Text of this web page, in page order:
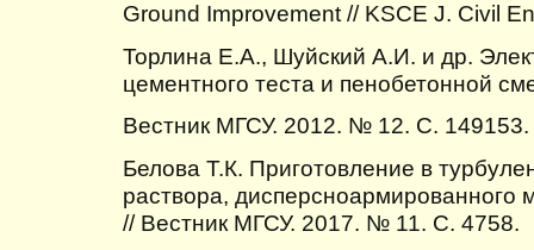
Ground Improvement // KSCE J. Civil
Торлина Е.А., Шуйский А.И. и др.
цементного теста и пенобетонной
Вестник МГСУ. 2012. № 12. С. 149153.
Белова Т.К. Приготовление в
раствора,
// Вестник МГСУ. 2017. № 11. С. 4758.